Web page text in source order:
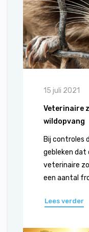
15 juli 2021
Veterinaire
wildopvang
Bij controles
gebleken dat
veterinaire
een aantal
Lees verder